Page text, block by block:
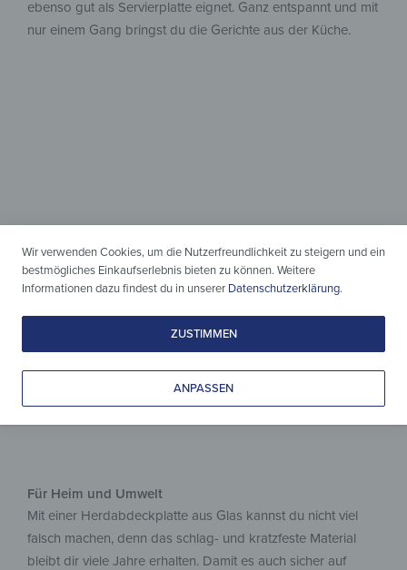
ebenso gut als Servierplatte eignet. Ganz entspannt und mit
nur einem Gang bringst du die Gerichte aus der Küche.
Einteilig &
Zweiteilig
Moderner Schutz
für den Herd
Für Heim und Umwelt
Mit einer Herdabdeckplatte aus Glas kannst du nicht viel
falsch machen, denn das schlag- und kratzfeste Material
bleibt dir viele Jahre erhalten. Damit es auch sicher auf
Wir verwenden Cookies, um die Nutzerfreundlichkeit zu steigern und ein
bestmögliches Einkaufserlebnis bieten zu können. Weitere
Informationen dazu findest du in unserer Datenschutzerklärung.
ZUSTIMMEN
ANPASSEN